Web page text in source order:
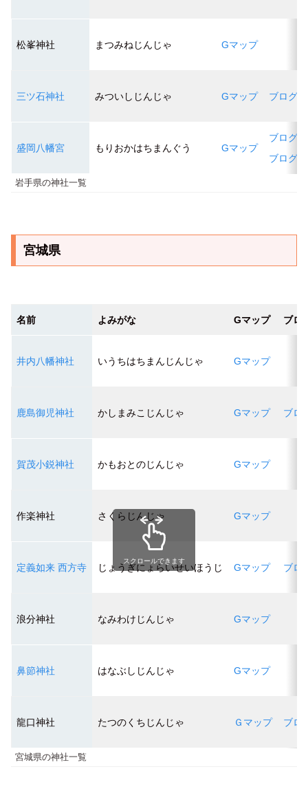
松峯神社 まつみねじんじゃ Gマップ
三ツ石神社 みついしじんじゃ Gマップ ブログ１
盛岡八幡宮 もりおかはちまんぐう Gマップ
ブログ１
ブログ２
岩手県の神社一覧
宮城県
名前 よみがな Gマップ ブロ
井内八幡神社 いうちはちまんじんじゃ Gマップ
鹿島御児神社 かしまみこじんじゃ Gマップ ブロ
賀茂小鋭神社 かもおとのじんじゃ Gマップ
作楽神社 さくらじんじゃ Gマップ
定義如来 西方寺 じょうぎにょらいせいほうじ Gマップ ブロ
浪分神社 なみわけじんじゃ Gマップ
鼻節神社 はなぶしじんじゃ Gマップ
龍口神社 たつのくちじんじゃ Ｇマップ ブロ
スクロールできます
宮城県の神社一覧